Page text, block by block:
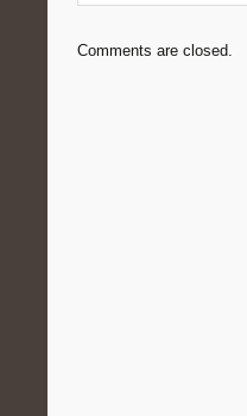
Comments are closed.